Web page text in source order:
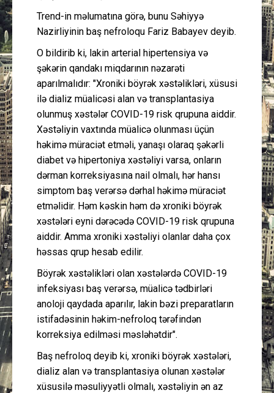
Əlaqə
Trend-in məlumatına görə, bunu Səhiyyə
Nazirliyinin baş nefroloqu Fariz Babayev deyib.
O bildirib ki, lakin arterial hipertensiya və
şəkərin qandakı miqdarının nəzarəti
aparılmalıdır: "Xroniki böyrək xəstəlikləri, xüsusi
ilə dializ müalicəsi alan və transplantasiya
olunmuş xəstələr COVID-19 risk qrupuna aiddir.
Xəstəliyin vaxtında müalicə olunması üçün
həkimə müraciət etməli, yanaşı olaraq şəkərli
diabet və hipertoniya xəstəliyi varsa, onların
dərman korreksiyasına nail olmalı, hər hansı
simptom baş verərsə dərhal həkimə müraciət
etməlidir. Həm kəskin həm də xroniki böyrək
xəstələri eyni dərəcədə COVID-19 risk qrupuna
aiddir. Amma xroniki xəstəliyi olanlar daha çox
həssas qrup hesab edilir.
Böyrək xəstəlikləri olan xəstələrdə COVID-19
infeksiyası baş verərsə, müalicə tədbirləri
anoloji qaydada aparılır, lakin bəzi preparatların
istifadəsinin həkim-nefroloq tərəfindən
korreksiya edilməsi məsləhətdir".
Baş nefroloq deyib ki, xroniki böyrək xəstələri,
dializ alan və transplantasiya olunan xəstələr
xüsusilə məsuliyyətli olmalı, xəstəliyin ən az